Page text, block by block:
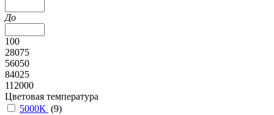
До
100
28075
56050
84025
112000
Цветовая температура
5000К (9)